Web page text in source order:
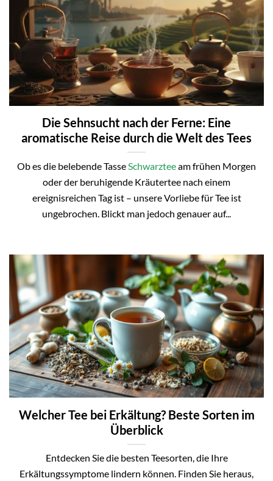
Die Sehnsucht nach der Ferne: Eine
aromatische Reise durch die Welt des Tees
Ob es die belebende TasseSchwarzteeam frühen Morgen
oder der beruhigende Kräutertee nach einem
ereignisreichen Tag ist – unsere Vorliebe für Tee ist
ungebrochen. Blickt man jedoch genauer auf...
Welcher Tee bei Erkältung? Beste Sorten im
Überblick
Entdecken Sie die besten Teesorten, die Ihre
Erkältungssymptome lindern können. Finden Sie heraus,